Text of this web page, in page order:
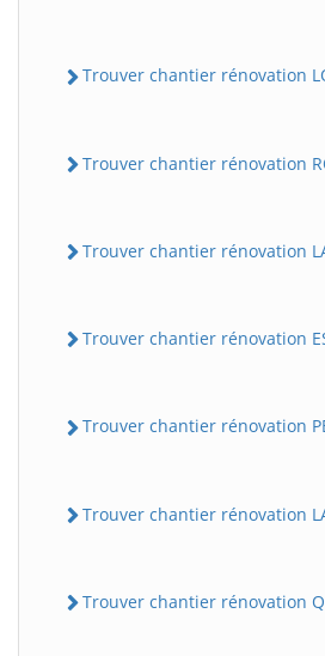
Trouver chantier rénovation
Trouver chantier rénovation
Trouver chantier rénovation
Trouver chantier rénovation
Trouver chantier rénovation
Trouver chantier rénovation
Trouver chantier rénovation